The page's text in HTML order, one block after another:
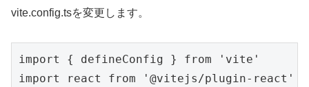
vite.config.tsを変更します。
import { defineConfig } from 'vite'
import react from '@vitejs/plugin-react'